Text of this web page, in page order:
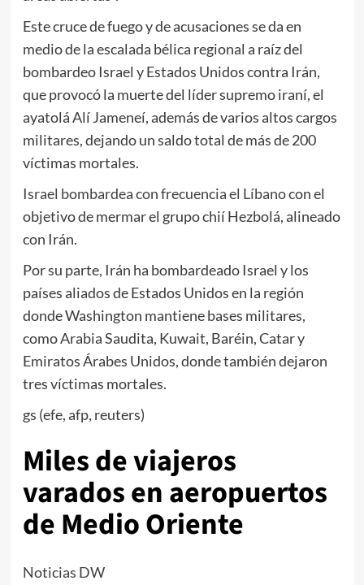
Este cruce de fuego y de acusaciones se da en
medio de la escalada bélica regional a raíz del
bombardeo Israel y Estados Unidos contra Irán,
que provocó la muerte del líder supremo iraní, el
ayatolá Alí Jameneí, además de varios altos cargos
militares, dejando un saldo total de más de 200
víctimas mortales.
Israel bombardea con frecuencia el Líbanocon el
objetivo de mermar el grupo chií Hezbolá, alineado
con Irán.
Por su parte, Irán ha bombardeado Israel y los
países aliados de Estados Unidos en la región
donde Washington mantiene bases militares,
como Arabia Saudita, Kuwait, Baréin, Catar y
Emiratos Árabes Unidos, donde también dejaron
tres víctimas mortales.
gs (efe, afp, reuters)
Miles de viajeros
varados en aeropuertos
de Medio Oriente
Noticias DW